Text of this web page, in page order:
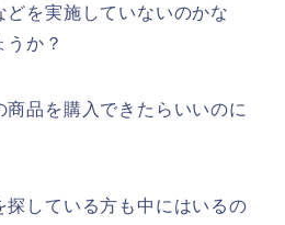
を実施していないのかな
か？
品を購入できたらいいのに
している方も中にはいるの